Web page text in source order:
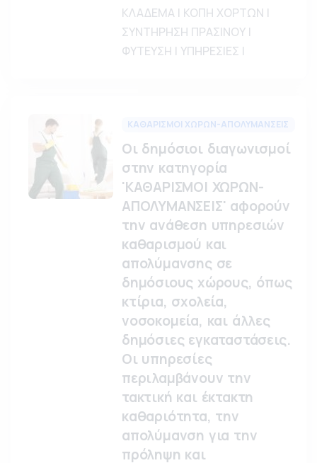
ΚΛΑΔΕΜΑ | ΚΟΠΗ ΧΟΡΤΩΝ |
ΣΥΝΤΗΡΗΣΗ ΠΡΑΣΙΝΟΥ |
ΦΥΤΕΥΣΗ | ΥΠΗΡΕΣΙΕΣ |
ΚΑΘΑΡΙΣΜΟΙ ΧΩΡΩΝ-ΑΠΟΛΥΜΑΝΣΕΙΣ
Οι δημόσιοι διαγωνισμοί
στην κατηγορία
'ΚΑΘΑΡΙΣΜΟΙ ΧΩΡΩΝ-
ΑΠΟΛΥΜΑΝΣΕΙΣ' αφορούν
την ανάθεση υπηρεσιών
καθαρισμού και
απολύμανσης σε
δημόσιους χώρους, όπως
κτίρια, σχολεία,
νοσοκομεία, και άλλες
δημόσιες εγκαταστάσεις.
Οι υπηρεσίες
περιλαμβάνουν την
τακτική και έκτακτη
καθαριότητα, την
απολύμανση για την
πρόληψη και